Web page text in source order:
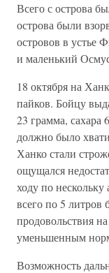
Всего с острова
острова были
островов в устье
и маленький
18 октября на
пайков. Бойцу
23 грамма, сахара
должно было
Ханко стали
ощущался
ходу по
всего по 5 литров
продовольствия
уменьшенным
Возможность